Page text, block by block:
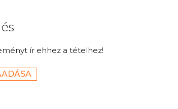
ír ehhez a tételhez!